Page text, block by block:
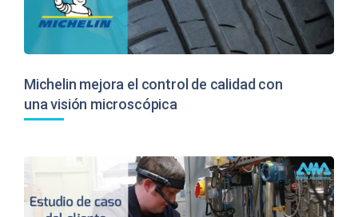
Michelin mejora el control de calidad con
una visión microscópica